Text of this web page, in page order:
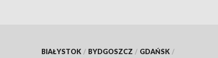
BIAŁYSTOK / BYDGOSZCZ / GDAŃSK /